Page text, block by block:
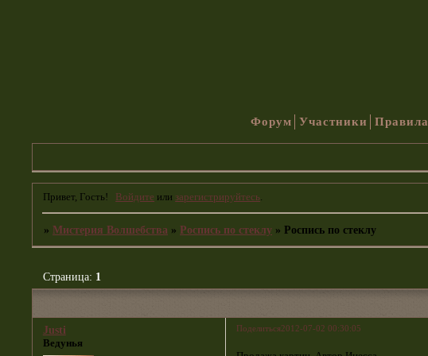
Форум Участники Правила
Привет, Гость! Войдите или зарегистрируйтесь
»Мистерия Волшебства »Роспись по стеклу »Роспись по стеклу
Страница: 1
Поделиться2012-07-02 00:30:05
Justi
Ведунья